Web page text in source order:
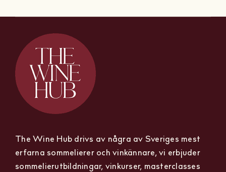
The Wine Hub drivs av några av Sveriges mest
erfarna sommelierer och vinkännare, vi erbjuder
sommelierutbildningar, vinkurser, masterclasses